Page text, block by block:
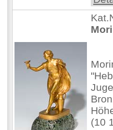
(10